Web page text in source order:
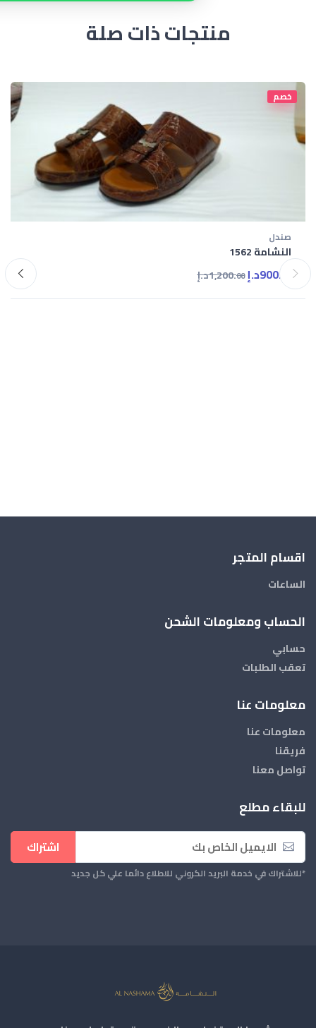
منتجات ذات صلة
خصم
صندل
النشامة 1562
900.د.إ 1,200.00 د.إ
اقسام المتجر
الساعات
الحساب ومعلومات الشحن
حسابي
تعقب الطلبات
معلومات عنا
معلومات عنا
فريقنا
تواصل معنا
للبقاء مطلع
اشتراك
*للاشتراك في خدمة البريد الكروني للاطلاع دائما علي كل جديد